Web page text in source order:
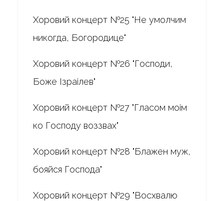
Хоровий концерт №25 "Не умолчим
никогда, Богородице"
Хоровий концерт №26 "Господи,
Боже Ізраілев"
Хоровий концерт №27 "Гласом моім
ко Господу воззвах"
Хоровий концерт №28 "Блажен муж,
бояйся Господа"
Хоровий концерт №29 "Восхвалю